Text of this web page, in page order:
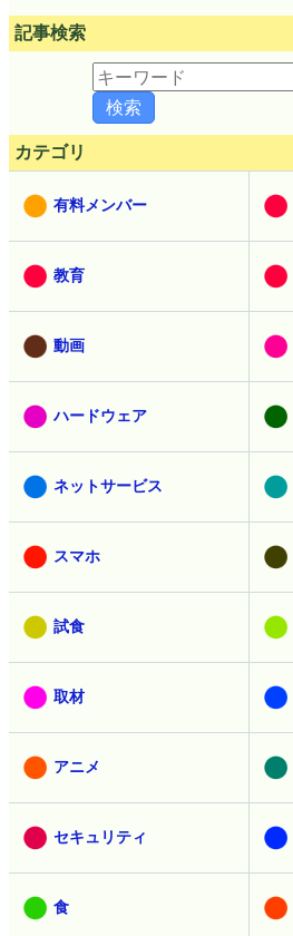
記事検索
カテゴリ
有料メンバー
教育
動画
ハードウェア
ネットサービス
スマホ
試食
取材
アニメ
セキュリティ
食